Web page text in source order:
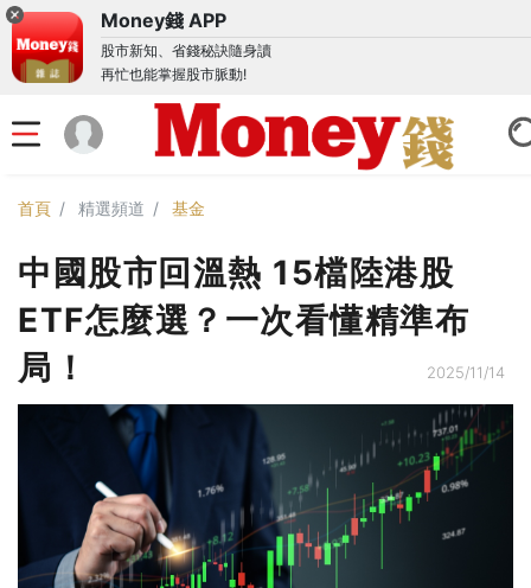
Money錢 APP
股市新知、省錢秘訣隨身讀
再忙也能掌握股市脈動!
首頁 精選頻道 基金
中國股市回溫熱 15檔陸港股
ETF怎麼選？一次看懂精準布
局！
2025/11/14